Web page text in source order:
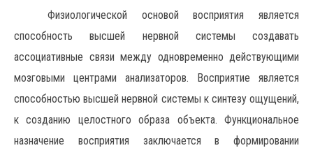
Физиологической основой восприятия является
способность высшей нервной системы создавать
ассоциативные связи между одновременно действующими
мозговыми центрами анализаторов. Восприятие является
способностью высшей нервной системы к синтезу ощущений,
к созданию целостного образа объекта. Функциональное
назначение восприятия заключается в формировании